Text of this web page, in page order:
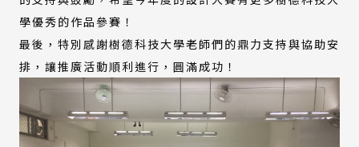
學優秀的作品參賽！
最後，特別感謝樹德科技大學老師們的鼎力支持與協助安
排，讓推廣活動順利進行，圓滿成功！